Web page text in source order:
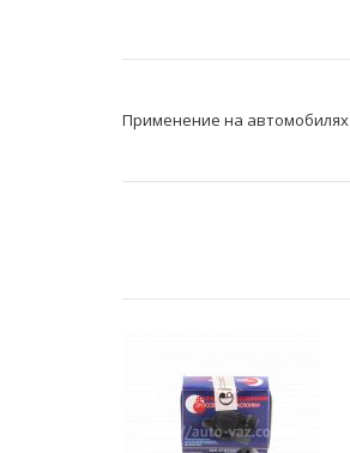
Применение на автомобилях